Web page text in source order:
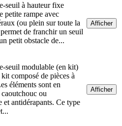
seuil à hauteur fixe
petite rampe avec
(ou plein sur toute la
de franchir un seuil
petit obstacle de...
Afficher
seuil modulable (en kit)
composé de pièces à
éléments sont en
ou
et antidérapants. Ce type
Afficher